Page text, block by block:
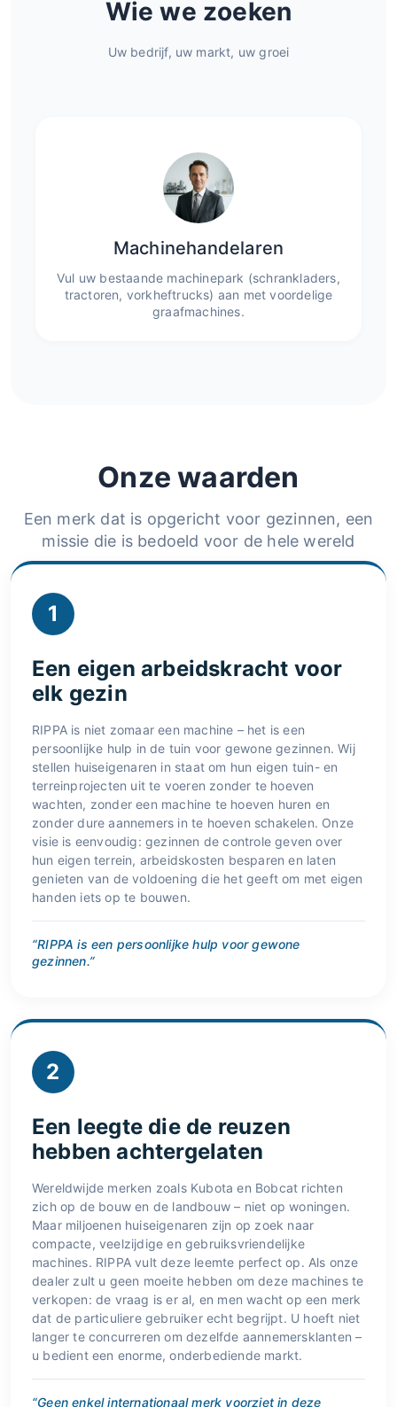
Wie we zoeken
Uw bedrijf, uw markt, uw groei
Machinehandelaren
Vul uw bestaande machinepark (schrankladers,
tractoren, vorkheftrucks) aan met voordelige
graafmachines.
Onze waarden
Een merk dat is opgericht voor gezinnen, een
missie die is bedoeld voor de hele wereld
1
Een eigen arbeidskracht voor
elk gezin
RIPPA is niet zomaar een machine – het is een
persoonlijke hulp in de tuin voor gewone gezinnen. Wij
stellen huiseigenaren in staat om hun eigen tuin- en
terreinprojecten uit te voeren zonder te hoeven
wachten, zonder een machine te hoeven huren en
zonder dure aannemers in te hoeven schakelen. Onze
visie is eenvoudig: gezinnen de controle geven over
hun eigen terrein, arbeidskosten besparen en laten
genieten van de voldoening die het geeft om met eigen
handen iets op te bouwen.
“RIPPA is een persoonlijke hulp voor gewone
gezinnen.”
2
Een leegte die de reuzen
hebben achtergelaten
Wereldwijde merken zoals Kubota en Bobcat richten
zich op de bouw en de landbouw – niet op woningen.
Maar miljoenen huiseigenaren zijn op zoek naar
compacte, veelzijdige en gebruiksvriendelijke
machines. RIPPA vult deze leemte perfect op. Als onze
dealer zult u geen moeite hebben om deze machines te
verkopen: de vraag is er al, en men wacht op een merk
dat de particuliere gebruiker echt begrijpt. U hoeft niet
langer te concurreren om dezelfde aannemersklanten –
u bedient een enorme, onderbediende markt.
“Geen enkel internationaal merk voorziet in deze